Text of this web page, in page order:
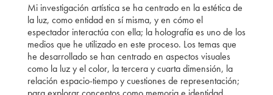
Mi investigación artística se ha centrado en la estética de
la luz, como entidad en sí misma, y en cómo el
espectador interactúa con ella; la holografía es uno de los
medios que he utilizado en este proceso. Los temas que
he desarrollado se han centrado en aspectos visuales
como la luz y el color, la tercera y cuarta dimensión, la
relación espacio-tiempo y cuestiones de representación;